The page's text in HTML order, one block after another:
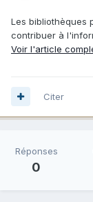
Les bibliothèques
contribuer à
Voir l'article
Citer
Réponses
0